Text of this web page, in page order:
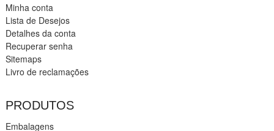
Minha conta
Lista de Desejos
Detalhes da conta
Recuperar senha
Sitemaps
Livro de reclamações
PRODUTOS
Embalagens